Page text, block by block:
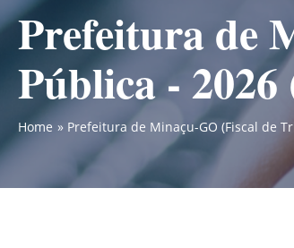
Prefeitura de
Pública -
Home Prefeitura de Minaçu-GO (Fiscal de